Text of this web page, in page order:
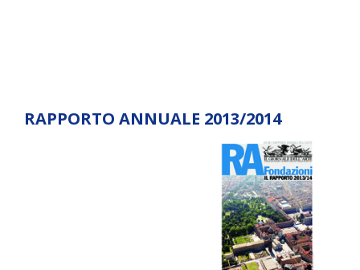
RAPPORTO ANNUALE 2013/2014